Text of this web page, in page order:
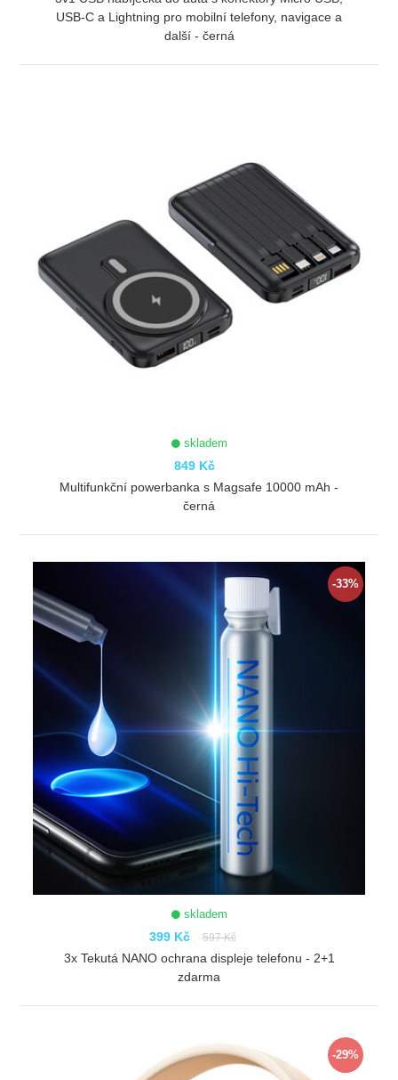
USB-C a Lightning pro mobilní telefony, navigace a
další - černá
skladem
849 Kč
ZOBRAZIT
Multifunkční powerbanka s Magsafe 10000 mAh -
černá
-33%
skladem
399 Kč 597 Kč
3x Tekutá NANO ochrana displeje telefonu - 2+1
zdarma
-29%